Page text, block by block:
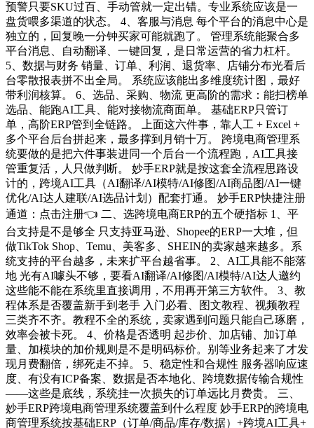
预警只要SKU过百、手动管就一定出错。专业系统应该是一
盘货喂多渠道的状态。 4、客服与消息 每个平台的消息中心是
独立的，回复晚一分钟买家可能就跑了。 管理系统能聚合多
平台消息、自动翻译、一键回复，是日常运营的省力杠杆。
5、数据与财务 销量、订单、利润、退货率、店铺分布光看后
台零散报表拼不出全局。 系统应该能出多维度统计图，最好
带利润核算。 6、选品、采购、物流 更高阶的需求：能扫榜单
选品、能跑AI工具、能对接物流商面单。 基础ERP只管订
单，高阶ERP管到全链路。 上面这六件事，靠人工 + Excel +
多个平台后台拼起来，最多撑到月销十万。 跨境电商管理系
统要做的是把六件事装进同一个后台一个流程跑，AI工具接
管重复活，人只做判断。 妙手ERP就是按这套全流程思路设
计的，跨境AI工具（AI翻译/AI模特/AI修图/AI商品图/AI一键
优化/AI达人建联/AI选品计划）配套打通。 妙手ERP快捷注册
通道：点击注册👈 二、选跨境电商ERP的五个硬指标 1、平
台支持是不是够全 只支持亚马逊、Shopee的ERP一大堆，但
做TikTok Shop、Temu、美客多、SHEIN的卖家越来越多。系
统支持的平台越多，未来扩平台越省事。 2、AI工具能不能落
地 光有AI噱头不够，要看AI翻译/AI修图/AI模特/AI达人邀约
这些能不能在系统里直接调用，不用再开第三方软件。 3、教
程体系是否覆盖新手到老手 入门必看、图文教程、视频教程
三类齐不齐。教程不全的系统，卖家遇到问题只能自己琢磨，
效率会被卡死。 4、价格是否透明 起步价、加店铺、加订单
量、加模块的加价规则是不是明码标价。别等业务起来了才发
现月费翻倍，绑死走不掉。 5、稳定性和合规性 服务器响应速
度、有没有ICP备案、数据是否本地化、跨境数据传输合规性
——这些是底线，系统挂一次损失的订单远比月费贵。 三、
妙手ERP跨境电商管理系统覆盖到什么程度 妙手ERP的跨境电
商管理系统按基础ERP（订单/商品/库存/数据）+跨境AI工具+